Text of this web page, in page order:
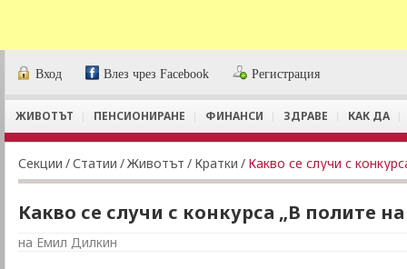
Вход Влез чрез Facebook Регистрация
ЖИВОТЪТ ПЕНСИОНИРАНЕ ФИНАНСИ ЗДРАВЕ КАК ДА
Секции /Статии /Животът / Кратки / Какво се случи с
Какво се случи с конкурса „В полите
на Емил Дилкин